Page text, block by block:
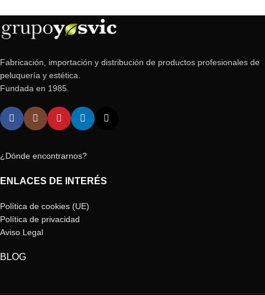
Fabricación, importación y distribución de productos profesionales de
peluquería y estética.
Fundada en 1985.
¿Dónde encontrarnos?
ENLACES DE INTERÉS
Política de cookies (UE)
Política de privacidad
Aviso Legal
BLOG